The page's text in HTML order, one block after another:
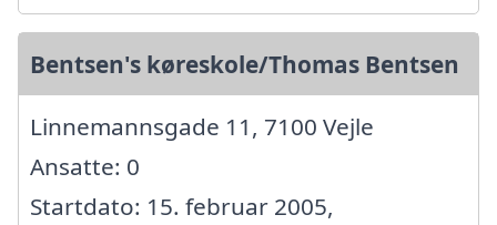
Bentsen's køreskole/Thomas Bentsen
Linnemannsgade 11, 7100 Vejle
Ansatte: 0
Startdato: 15. februar 2005,